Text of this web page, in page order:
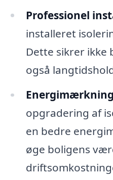
Professionel
installeret
Dette sikrer ikke
også
opgradering af
en bedre
øge boligens